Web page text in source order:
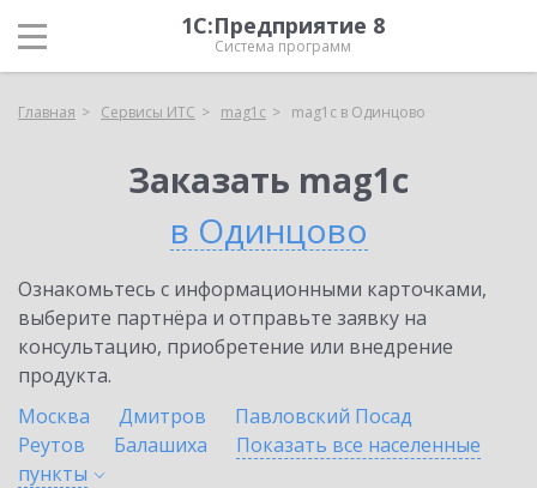
1С:Предприятие 8
Система программ
Главная Сервисы ИТС mag1c mag1c в Одинцово
Заказать mag1c
в Одинцово
Ознакомьтесь с информационными карточками,
выберите партнёра и отправьте заявку на
консультацию, приобретение или внедрение
продукта.
Москва
Дмитров
Павловский Посад
Реутов
Балашиха
Показать все населенные
пункты